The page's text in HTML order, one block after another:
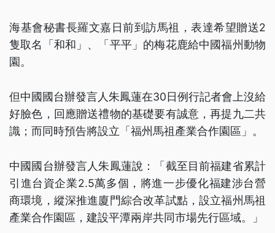
海基會秘書長羅文嘉日前到訪馬祖，表達希望贈送2
隻取名「和和」、「平平」的梅花鹿給中國福州動物
園。
但中國國台辦發言人朱鳳蓮在30日例行記者會上沒給
好臉色，回應贈送禮物的基礎要有誠意，再提九二共
識；而同時預告將設立「福州馬祖產業合作園區」。
中國國台辦發言人朱鳳蓮說：「截至目前福建省累計
引進台資企業2.5萬多個，將進一步優化福建涉台營
商環境，縱深推進廈門綜合改革試點，設立福州馬祖
產業合作園區，建設平潭兩岸共同市場先行區域。」